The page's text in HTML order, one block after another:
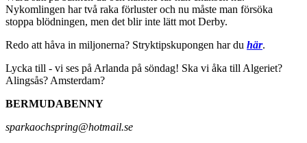
Nykomlingen har två raka förluster och nu måste man försöka
stoppa blödningen, men det blir inte lätt mot Derby.
Redo att håva in miljonerna? Stryktipskupongen har du här.
Lycka till - vi ses på Arlanda på söndag! Ska vi åka till Algeriet?
Alingsås? Amsterdam?
BERMUDABENNY
sparkaochspring@hotmail.se